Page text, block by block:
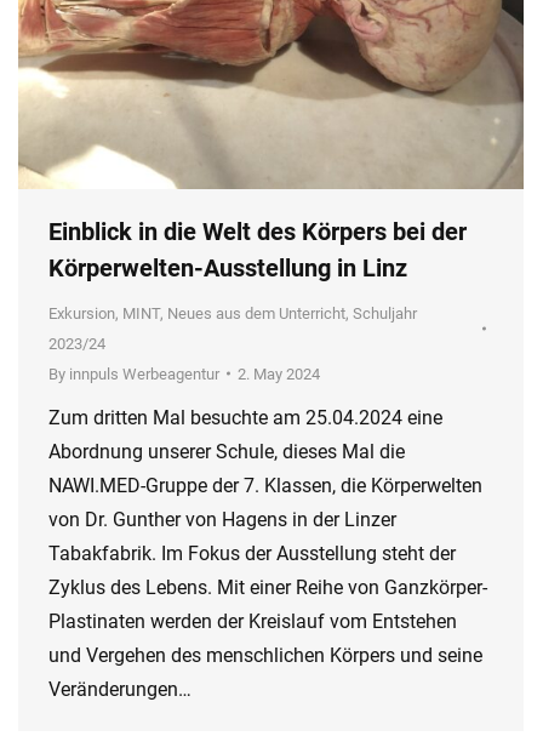
Einblick in die Welt des Körpers bei der
Körperwelten-Ausstellung in Linz
Exkursion, MINT, Neues aus dem Unterricht, Schuljahr
2023/24
By innpuls Werbeagentur 2. May 2024
Zum dritten Mal besuchte am 25.04.2024 eine
Abordnung unserer Schule, dieses Mal die
NAWI.MED-Gruppe der 7. Klassen, die Körperwelten
von Dr. Gunther von Hagens in der Linzer
Tabakfabrik. Im Fokus der Ausstellung steht der
Zyklus des Lebens. Mit einer Reihe von Ganzkörper-
Plastinaten werden der Kreislauf vom Entstehen
und Vergehen des menschlichen Körpers und seine
Veränderungen…